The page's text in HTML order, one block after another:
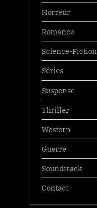
Horreur
Romance
Science-Fiction
Séries
Suspense
Thriller
Western
Guerre
Soundtrack
Contact